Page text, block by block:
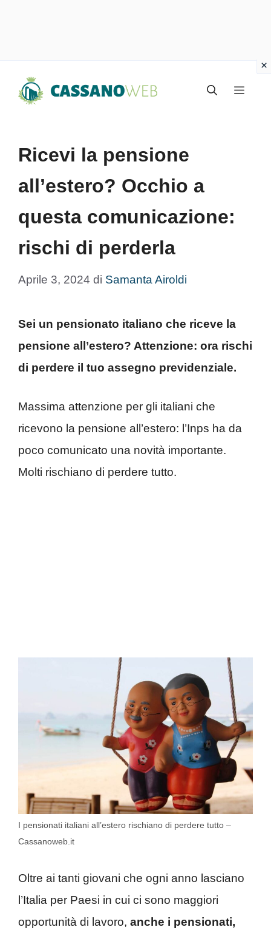
Menu
Ricevi la pensione
all’estero? Occhio a
questa comunicazione:
rischi di perderla
Aprile 3, 2024 di Samanta Airoldi
Sei un pensionato italiano che riceve la
pensione all’estero? Attenzione: ora rischi
di perdere il tuo assegno previdenziale.
Massima attenzione per gli italiani che
ricevono la pensione all’estero: l’Inps ha da
poco comunicato una novità importante.
Molti rischiano di perdere tutto.
I pensionati italiani all’estero rischiano di perdere tutto –
Cassanoweb.it
Oltre ai tanti giovani che ogni anno lasciano
l’Italia per Paesi in cui ci sono maggiori
opportunità di lavoro, anche i pensionati,